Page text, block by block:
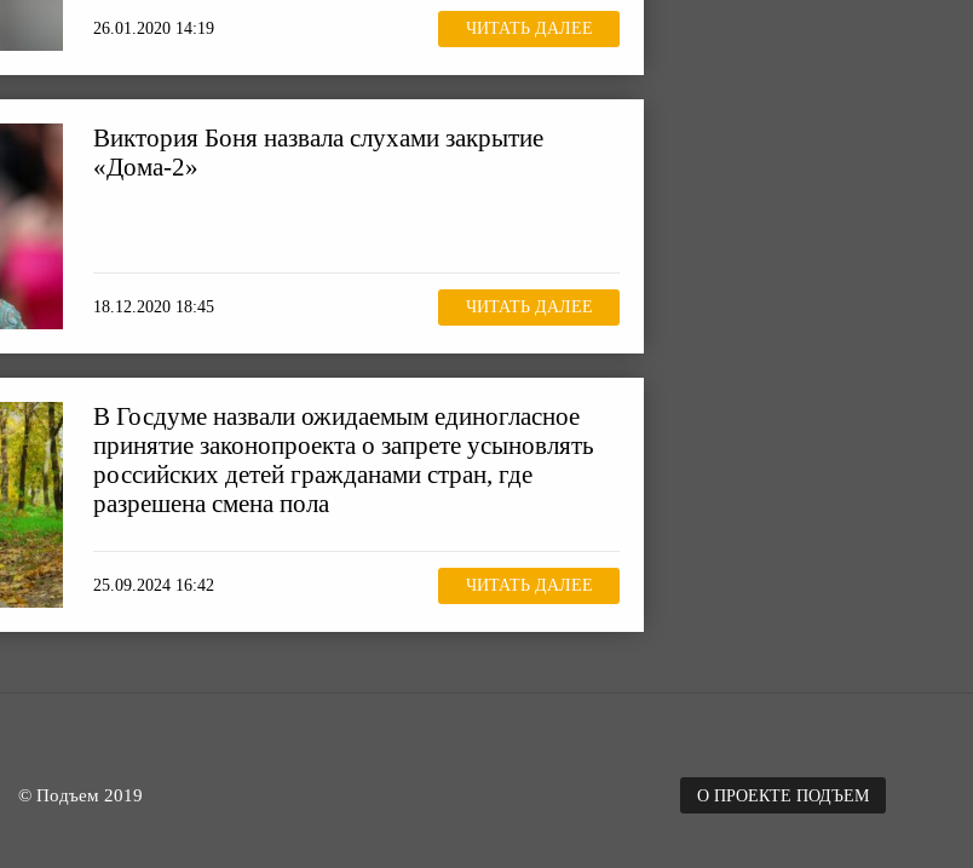
26.01.2020 14:19 ЧИТАТЬ ДАЛЕЕ
Виктория Боня назвала слухами закрытие
«Дома-2»
18.12.2020 18:45 ЧИТАТЬ ДАЛЕЕ
В Госдуме назвали ожидаемым единогласное
принятие законопроекта о запрете усыновлять
российских детей гражданами стран, где
разрешена смена пола
25.09.2024 16:42 ЧИТАТЬ ДАЛЕЕ
© Подъем 2019 О ПРОЕКТЕ ПОДЪЕМ